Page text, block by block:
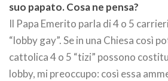
suo papato. Cosa ne pensa?
Il Papa Emerito parla di 4 o 5
“lobby gay”. Se in una Chiesa così
cattolica 4 o 5 “tizi” possono
lobby, mi preoccupo: così essa